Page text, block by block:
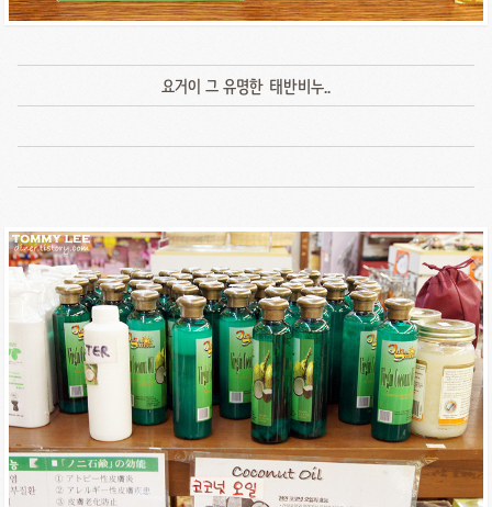
요거이 그 유명한 태반비누..